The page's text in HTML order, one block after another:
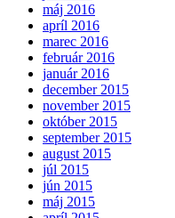
máj 2016
apríl 2016
marec 2016
február 2016
január 2016
december 2015
november 2015
október 2015
september 2015
august 2015
júl 2015
jún 2015
máj 2015